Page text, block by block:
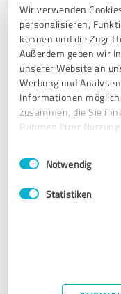
Wir verwenden
personalisieren,
können und die
Außerdem geben wir
unserer Website an
Werbung und
Informationen
zusammen, die Sie
Rahmen Ihrer
Impressum
Einwilligungsauswahl
Notwendig
Statistiken
Erfahrungsbericht &
EIRA
27.11.2025 J.
5,00 von 5
SEHR GUT
sehr detailgetreu,
mehr ist in der
Diagnosetraining
Hier wird mit viel